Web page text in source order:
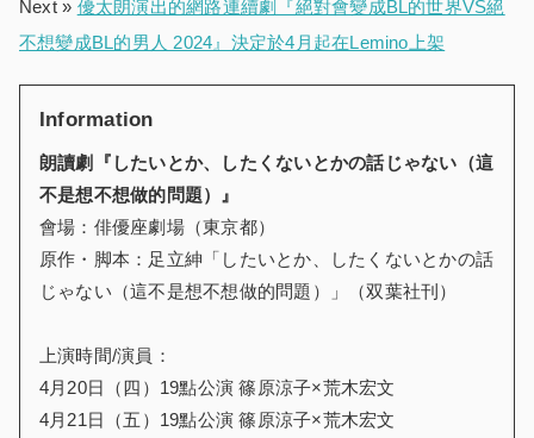
Next » 優太朗演出的網路連續劇『絕對會變成BL的世界VS絕
不想變成BL的男人 2024』決定於4月起在Lemino上架
Information
朗讀劇『したいとか、したくないとかの話じゃない（這
不是想不想做的問題）』
會場：俳優座劇場（東京都）
原作・脚本：足立紳「したいとか、したくないとかの話
じゃない（這不是想不想做的問題）」（双葉社刊）
上演時間/演員：
4月20日（四）19點公演 篠原涼子×荒木宏文
4月21日（五）19點公演 篠原涼子×荒木宏文